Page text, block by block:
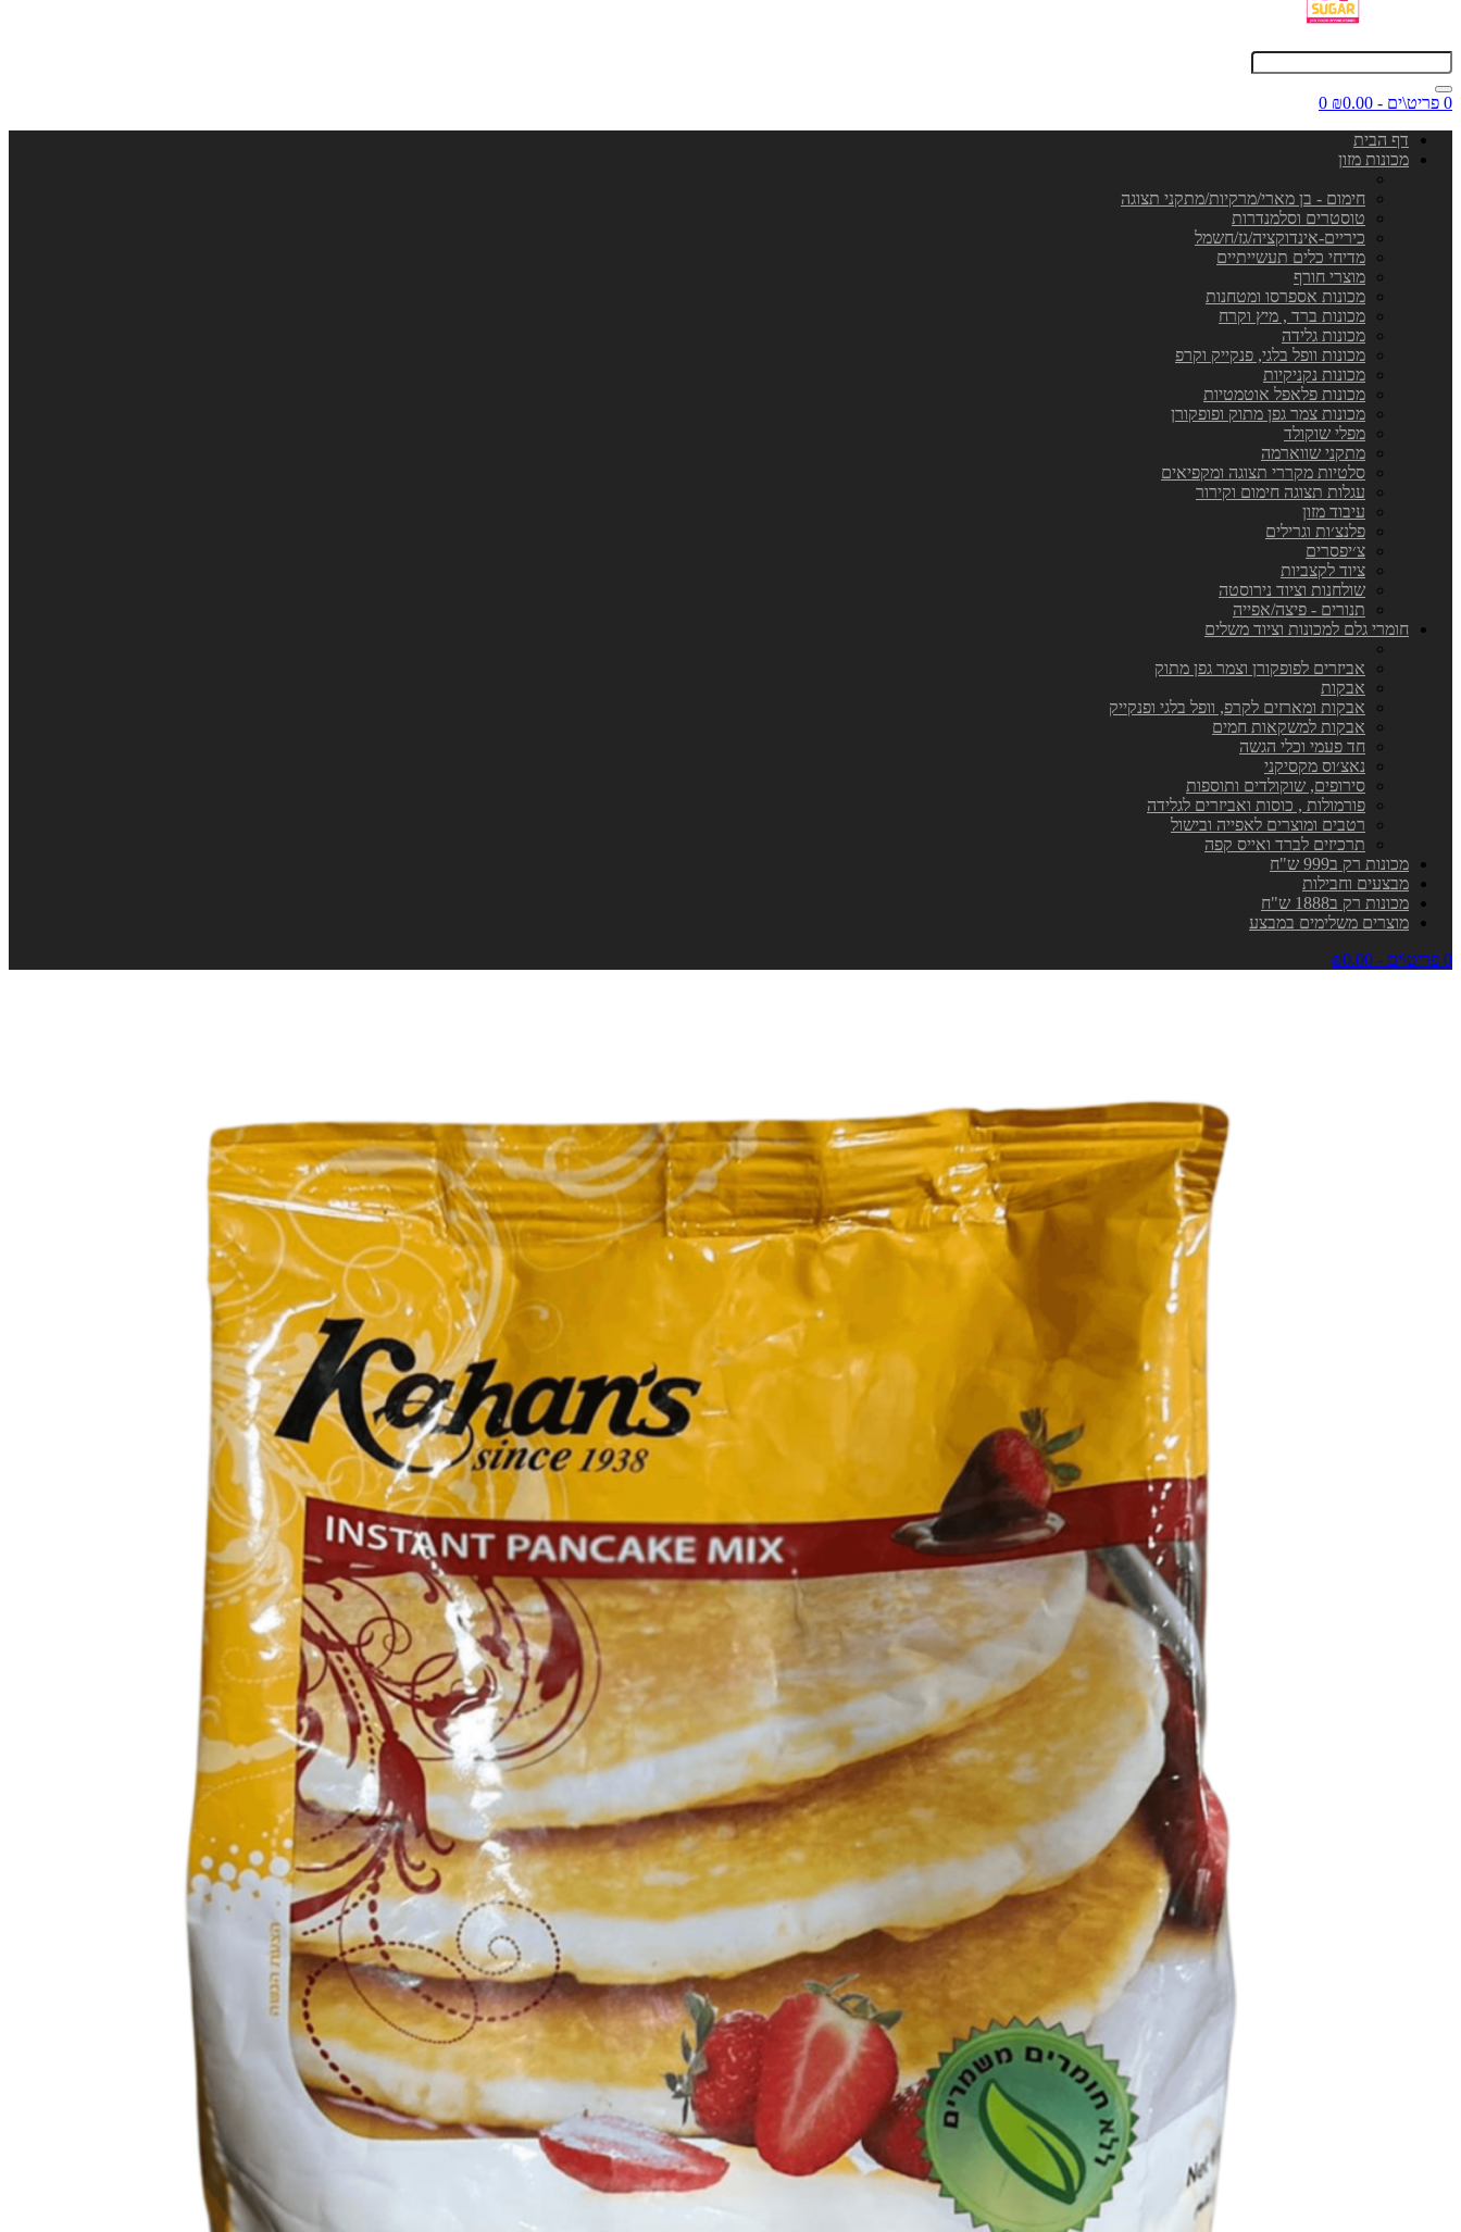
0 פריט\ים - ₪0.00
0
דף הבית
מכונות מזון
חימום - בן מארי/מרקיות/מתקני תצוגה
טוסטרים וסלמנדרות
כיריים-אינדוקציה/גז/חשמל
מדיחי כלים תעשייתיים
מוצרי חורף
מכונות אספרסו ומטחנות
מכונות ברד , מיץ וקרח
מכונות גלידה
מכונות וופל בלגי, פנקייק וקרפ
מכונות נקניקיות
מכונות פלאפל אוטמטיות
מכונות צמר גפן מתוק ופופקורן
מפלי שוקולד
מתקני שווארמה
סלטיות מקררי תצוגה ומקפיאים
עגלות תצוגה חימום וקירור
עיבוד מזון
פלנצ׳ות וגרילים
צ׳יפסרים
ציוד לקצביות
שולחנות וציוד נירוסטה
תנורים - פיצה/אפייה
חומרי גלם למכונות וציוד משלים
אביזרים לפופקורן וצמר גפן מתוק
אבקות
אבקות ומארזים לקרפ, וופל בלגי ופנקייק
אבקות למשקאות חמים
חד פעמי וכלי הגשה
נאצ׳וס מקסיקני
סירופים, שוקולדים ותוספות
פורמולות , כוסות ואביזרים לגלידה
רטבים ומוצרים לאפייה ובישול
תרכיזים לברד ואייס קפה
מכונות רק ב999 ש"ח
מבצעים וחבילות
מכונות רק ב1888 ש"ח
מוצרים משלימים במבצע
0 פריט\ים - ₪0.00